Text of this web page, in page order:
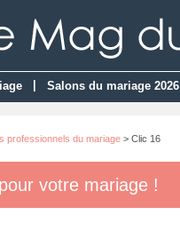
Salons du mariage 2026
professionnels du mariage> Clic 16
votre mariage !